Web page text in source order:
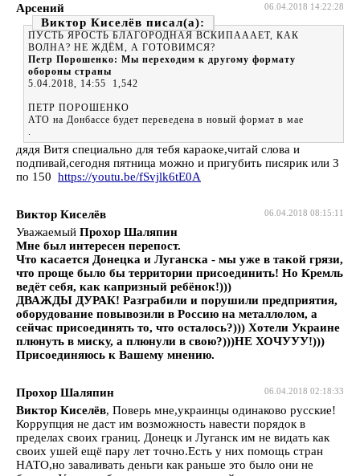
06.04.2018 14:22:28
Арсений
Виктор Киселёв
ПУСТЬ ЯРОСТЬ БЛАГОРОДНАЯ ВСКИПАААЕТ, КАК
ВОЛНА? НЕ ЖДЁМ, А ГОТОВИМСЯ?
Петр Порошенко: Мы переходим к другому формату
обороны страны
5.04.2018, 14:55 1,542
ПЕТР ПОРОШЕНКО
АТО на Донбассе будет переведена в новый формат в мае
дядя Витя специально для тебя караоке,читай слова и
подпивай,сегодня пятница можно и пригубить писярик или 3
по 150 https://youtu.be/fSvjlk6tE0A
06.04.2018 08:15:11
Виктор Киселёв
Уважаемый Прохор Шаляпин
Мне был интересен перепост.
Что касается Донецка и Луганска - мы уже в такой грязи,
что проще было бы территории присоединить! Но Кремль
ведёт себя, как капризный ребёнок!)))
ДВАЖДЫ ДУРАК! Разграбили и порушили предприятия,
оборудование повывозили в Россию на металлолом, а
сейчас присоединять то, что осталось?))) Хотели Украине
плюнуть в миску, а плюнули в свою?)))НЕ ХОЧУУУ!)))
Присоединяюсь к Вашему мнению.
06.04.2018 02:18:33
Прохор Шаляпин
Виктор Киселёв, Поверь мне,украинцы одинаково русские!
Коррупция не даст им возможность навести порядок в
пределах своих границ. Донецк и Луганск им не видать как
своих ушей ещё пару лет точно.Есть у них помощь стран
НАТО,но заваливать деньги как раньше это было они не